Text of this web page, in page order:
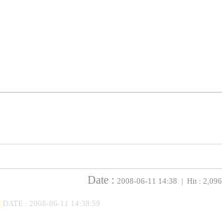
Date : 2008-06-11 14:38 | Hit : 2,096
DATE : 2008-06-11 14:38:59